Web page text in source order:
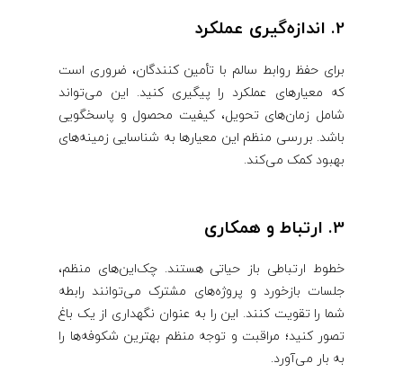
2. اندازه‌گیری عملکرد
برای حفظ روابط سالم با تأمین ‌کنندگان، ضروری است
که معیارهای عملکرد را پیگیری کنید. این می‌تواند
شامل زمان‌های تحویل، کیفیت محصول و پاسخگویی
باشد. بررسی منظم این معیارها به شناسایی زمینه‌های
بهبود کمک می‌کند.
3. ارتباط و همکاری
خطوط ارتباطی باز حیاتی هستند. چک‌این‌های منظم،
جلسات بازخورد و پروژه‌های مشترک می‌توانند رابطه
شما را تقویت کنند. این را به عنوان نگهداری از یک باغ
تصور کنید؛ مراقبت و توجه منظم بهترین شکوفه‌ها را
به بار می‌آورد.